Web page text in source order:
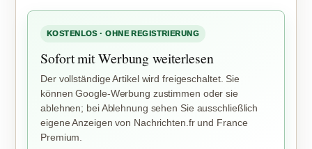
KOSTENLOS · OHNE REGISTRIERUNG
Sofort mit Werbung weiterlesen
Der vollständige Artikel wird freigeschaltet. Sie
können Google-Werbung zustimmen oder sie
ablehnen; bei Ablehnung sehen Sie ausschließlich
eigene Anzeigen von Nachrichten.fr und France
Premium.